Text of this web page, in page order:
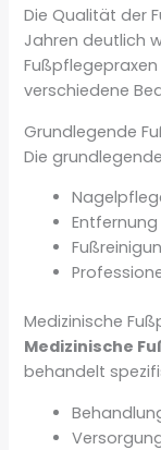
Die Qualität der
Jahren deutlich
verschiedene
Grundlegende
Die
Medizinische
Medizinische
behandelt